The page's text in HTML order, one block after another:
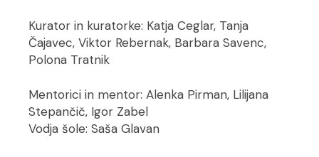
Kurator in kuratorke: Katja Ceglar, Tanja
Čajavec, Viktor Rebernak, Barbara Savenc,
Polona Tratnik
Mentorici in mentor: Alenka Pirman, Lilijana
Stepančič, Igor Zabel
Vodja šole: Saša Glavan